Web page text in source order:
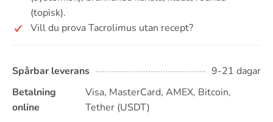
(topisk).
Vill du prova Tacrolimus utan recept?
Spårbar leverans
9-21 dagar
Betalning
online
Visa, MasterCard, AMEX, Bitcoin,
Tether (USDT)